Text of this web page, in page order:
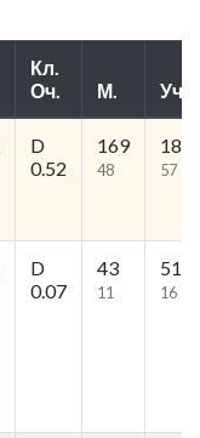
Кл.
Оч.
М. Уч.
D
0.52
169
48
185
57
D
0.07
43
11
51
16